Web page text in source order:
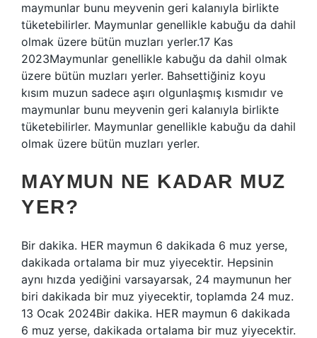
maymunlar bunu meyvenin geri kalanıyla birlikte
tüketebilirler. Maymunlar genellikle kabuğu da dahil
olmak üzere bütün muzları yerler.17 Kas
2023Maymunlar genellikle kabuğu da dahil olmak
üzere bütün muzları yerler. Bahsettiğiniz koyu
kısım muzun sadece aşırı olgunlaşmış kısmıdır ve
maymunlar bunu meyvenin geri kalanıyla birlikte
tüketebilirler. Maymunlar genellikle kabuğu da dahil
olmak üzere bütün muzları yerler.
MAYMUN NE KADAR MUZ
YER?
Bir dakika. HER maymun 6 dakikada 6 muz yerse,
dakikada ortalama bir muz yiyecektir. Hepsinin
aynı hızda yediğini varsayarsak, 24 maymunun her
biri dakikada bir muz yiyecektir, toplamda 24 muz.
13 Ocak 2024Bir dakika. HER maymun 6 dakikada
6 muz yerse, dakikada ortalama bir muz yiyecektir.